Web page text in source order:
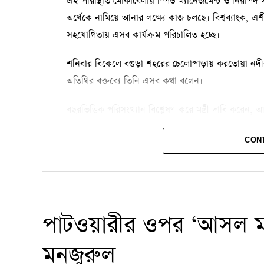
অর্ধেকে নামিয়ে আনার লক্ষ্যে কাজ চলছে। বিশ্বব্যাংক,
সহযোগিতায় এসব কার্যক্রম পরিচালিত হচ্ছে।
শনিবার বিকেলে বগুড়া শহরের চেলোপাড়ায় করতোয়া
অতিথির বক্তব্যে তিনি এসব কথা বলেন।
সম্প্রতি ঘটে যাওয়া কয়েকটি দুর্ঘটনাকে অনাকাঙ্ক্ষিত ও
প্রশিক্ষণসহ বিভিন্ন ব্যবস্থা চালু করা হয়েছে।
পুলিশসহ সংশ্লিষ্ট সংস্থার কর্মকর্তা-কর্মচারীদের প্রশিক্ষণ
চালকদের মাদকাসক্তি ঠেকাতে ডোপ টেস্টের ব্যবস্থাও
পাটওয়ারীর ওপর ‘আসল
মনজুরুল